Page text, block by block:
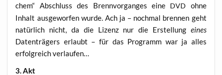
chem“ Abschluss des Brenn­vor­gan­ges eine DVD
ohne
Inhalt aus­ge­wor­fen wur­de. Ach ja – noch­mal bren­nen geht
natür­lich nicht, da die Lizenz nur die Erstel­lung eines
Daten­trä­gers erlaubt – für das Pro­gramm war ja alles
erfolg­reich verlaufen…
3. Akt